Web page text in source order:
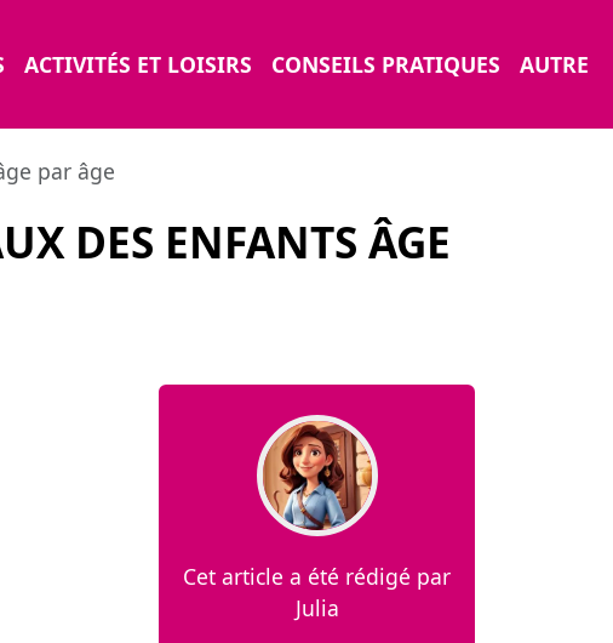
ACTIVITÉS ET LOISIRS CONSEILS PRATIQUES AUTRE
par âge
DES ENFANTS ÂGE
Cet article a été rédigé par
Julia